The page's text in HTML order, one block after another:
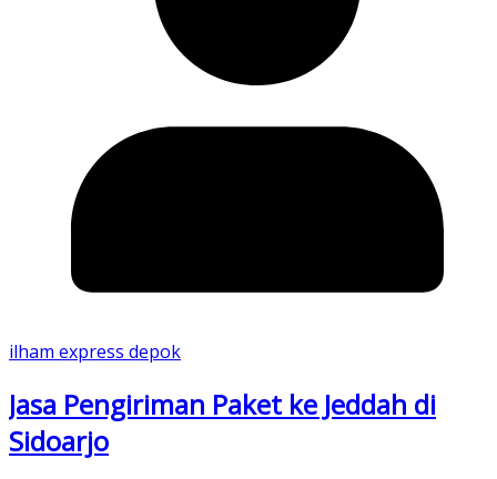
ilham express depok
Jasa Pengiriman Paket ke Jeddah di
Sidoarjo